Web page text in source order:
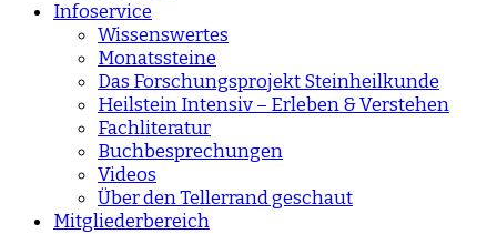
Infoservice
Wissenswertes
Monatssteine
Das Forschungsprojekt Steinheilkunde
Heilstein Intensiv – Erleben & Verstehen
Fachliteratur
Buchbesprechungen
Videos
Über den Tellerrand geschaut
Mitgliederbereich